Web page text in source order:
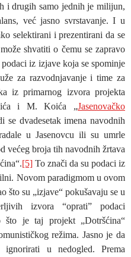
i drugih samo jednih je milijun,
već jasno svrstavanje. I u
selektirani i prezentirani da se
shvatiti o čemu se zapravo
iz izjave koja se spominje
za razvodnjavanje i time za
iz primarnog izvora projekta
i M. Koića „Jasenovačko
se dvadesetak imena navodnih
u Jasenovcu ili su umrle
većeg broja tih navodnih žrtava
[5] To znači da su podaci iz
Novom paradigmom u ovom
što su „izjave“ pokušavaju se u
izvora “oprati” podaci
što je taj projekt „Dotršćina“
režima. Jasno je da
ignorirati u nedogled. Prema